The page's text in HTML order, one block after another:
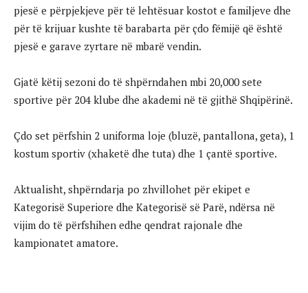
pjesë e përpjekjeve për të lehtësuar kostot e familjeve dhe
për të krijuar kushte të barabarta për çdo fëmijë që është
pjesë e garave zyrtare në mbarë vendin.
Gjatë këtij sezoni do të shpërndahen mbi 20,000 sete
sportive për 204 klube dhe akademi në të gjithë Shqipërinë.
Çdo set përfshin 2 uniforma loje (bluzë, pantallona, geta), 1
kostum sportiv (xhaketë dhe tuta) dhe 1 çantë sportive.
Aktualisht, shpërndarja po zhvillohet për ekipet e
Kategorisë Superiore dhe Kategorisë së Parë, ndërsa në
vijim do të përfshihen edhe qendrat rajonale dhe
kampionatet amatore.